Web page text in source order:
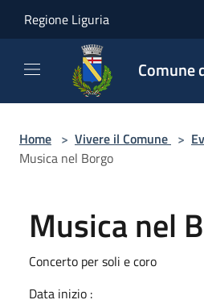
Regione Liguria
Comune
Home > Vivere il Comune >
Musica nel Borgo
Musica nel
Concerto per soli e coro
Data inizio :